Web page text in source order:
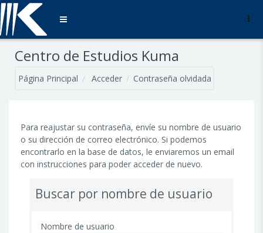
Salta al contenido principal
Centro de Estudios Kuma
Página Principal Acceder Contraseña olvidada
Para reajustar su contraseña, envíe su nombre de usuario
o su dirección de correo electrónico. Si podemos
encontrarlo en la base de datos, le enviaremos un email
con instrucciones para poder acceder de nuevo.
Buscar por nombre de usuario
Nombre de usuario